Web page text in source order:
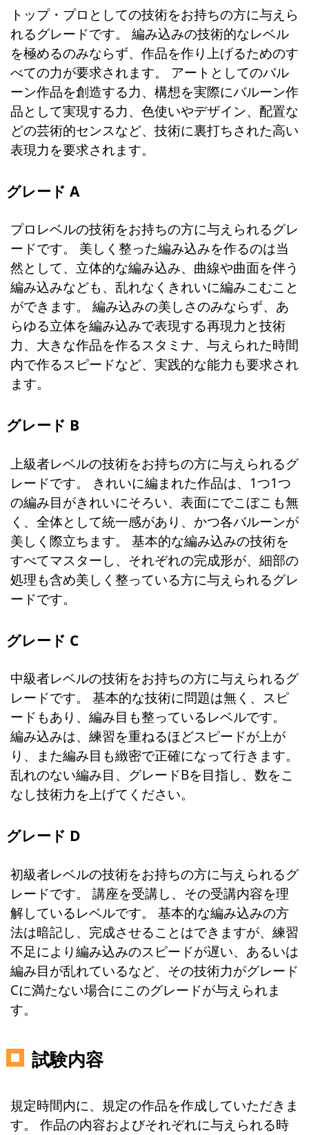
トップ・プロとしての技術をお持ちの方に与えら
れるグレードです。 編み込みの技術的なレベル
を極めるのみならず、作品を作り上げるためのす
べての力が要求されます。 アートとしてのバル
ーン作品を創造する力、構想を実際にバルーン作
品として実現する力、色使いやデザイン、配置な
どの芸術的センスなど、技術に裏打ちされた高い
表現力を要求されます。
グレード A
プロレベルの技術をお持ちの方に与えられるグレ
ードです。 美しく整った編み込みを作るのは当
然として、立体的な編み込み、曲線や曲面を伴う
編み込みなども、乱れなくきれいに編みこむこと
ができます。 編み込みの美しさのみならず、あ
らゆる立体を編み込みで表現する再現力と技術
力、大きな作品を作るスタミナ、与えられた時間
内で作るスピードなど、実践的な能力も要求され
ます。
グレード B
上級者レベルの技術をお持ちの方に与えられるグ
レードです。 きれいに編まれた作品は、1つ1つ
の編み目がきれいにそろい、表面にでこぼこも無
く、全体として統一感があり、かつ各バルーンが
美しく際立ちます。 基本的な編み込みの技術を
すべてマスターし、それぞれの完成形が、細部の
処理も含め美しく整っている方に与えられるグレ
ードです。
グレード C
中級者レベルの技術をお持ちの方に与えられるグ
レードです。 基本的な技術に問題は無く、スピ
ードもあり、編み目も整っているレベルです。
編み込みは、練習を重ねるほどスピードが上が
り、また編み目も緻密で正確になって行きます。
乱れのない編み目、グレードBを目指し、数をこ
なし技術力を上げてください。
グレード D
初級者レベルの技術をお持ちの方に与えられるグ
レードです。 講座を受講し、その受講内容を理
解しているレベルです。 基本的な編み込みの方
法は暗記し、完成させることはできますが、練習
不足により編み込みのスピードが遅い、あるいは
編み目が乱れているなど、その技術力がグレード
Cに満たない場合にこのグレードが与えられま
す。
試験内容
規定時間内に、規定の作品を作成していただきま
す。 作品の内容およびそれぞれに与えられる時